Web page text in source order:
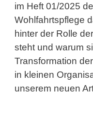
im Heft 01/2025
Wohlfahrtspflege
hinter der Rolle
steht und warum
Transformation
in kleinen
unserem neuen